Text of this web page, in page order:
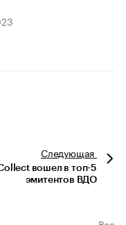
Следующая
Collect вошел в топ-5
эмитентов ВДО